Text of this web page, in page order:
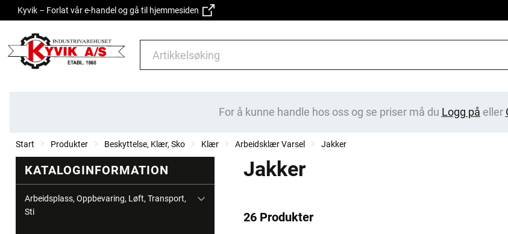
Kyvik – Forlat vår e-handel og gå til hjemmesiden
For å kunne handle hos oss og se priser må du Logg på eller
Start Produkter Beskyttelse, Klær, Sko Klær Arbeidsklær Varsel Jakker
KATALOGINFORMATION
Arbeidsplass, Oppbevaring, Løft, Transport,
Sti
Jakker
26 Produkter